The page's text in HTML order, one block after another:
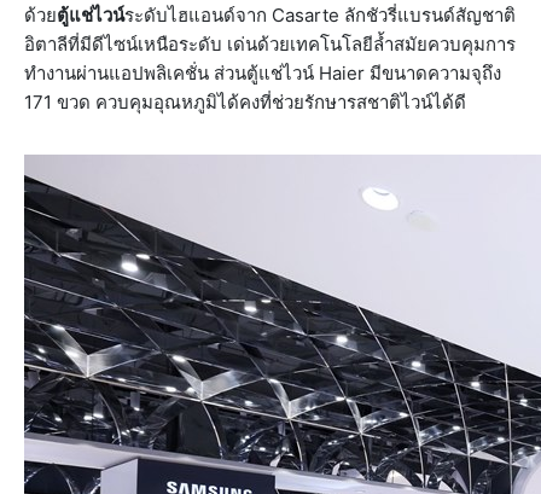
ด้วยตู้แช่ไวน์ระดับไฮแอนด์จาก Casarte ลักชัวรี่แบรนด์สัญชาติ
อิตาลีที่มีดีไซน์เหนือระดับ เด่นด้วยเทคโนโลยีล้ำสมัยควบคุมการ
ทำงานผ่านแอปพลิเคชั่น ส่วนตู้แช่ไวน์ Haier มีขนาดความจุถึง
171 ขวด ควบคุมอุณหภูมิได้คงที่ช่วยรักษารสชาติไวน์ได้ดี